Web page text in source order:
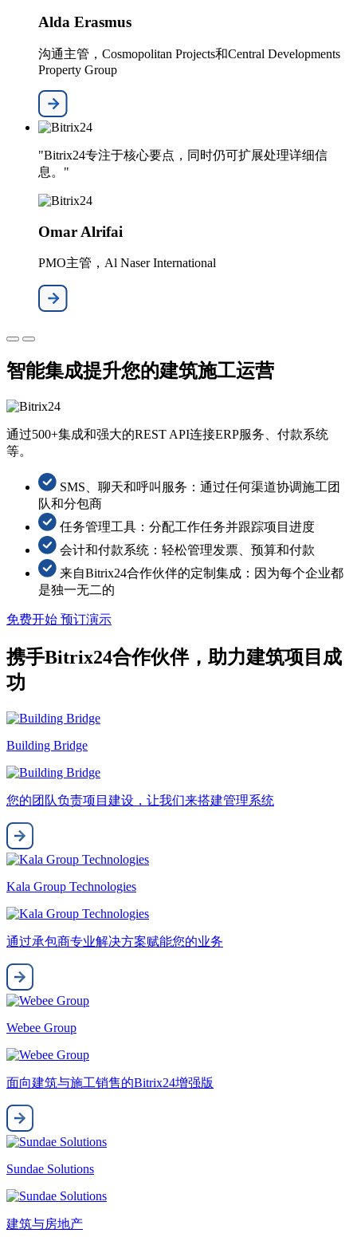
Alda Erasmus
沟通主管，Cosmopolitan Projects和Central Developments
Property Group
"Bitrix24专注于核心要点，同时仍可扩展处理详细信
息。"
Omar Alrifai
PMO主管，Al Naser International
智能集成提升您的建筑施工运营
通过500+集成和强大的REST API连接ERP服务、付款系统
等。
SMS、聊天和呼叫服务：通过任何渠道协调施工团
队和分包商
任务管理工具：分配工作任务并跟踪项目进度
会计和付款系统：轻松管理发票、预算和付款
来自Bitrix24合作伙伴的定制集成：因为每个企业都
是独一无二的
免费开始 预订演示
携手Bitrix24合作伙伴，助力建筑项目成
功
Building Bridge
您的团队负责项目建设，让我们来搭建管理系统
Kala Group Technologies
通过承包商专业解决方案赋能您的业务
Webee Group
面向建筑与施工销售的Bitrix24增强版
Sundae Solutions
建筑与房地产